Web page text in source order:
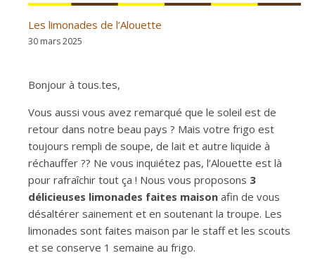
Les limonades de l’Alouette
30 mars 2025
Bonjour à tous.tes,
Vous aussi vous avez remarqué que le soleil est de
retour dans notre beau pays ? Mais votre frigo est
toujours rempli de soupe, de lait et autre liquide à
réchauffer ?? Ne vous inquiétez pas, l’Alouette est là
pour rafraîchir tout ça ! Nous vous proposons 3
délicieuses limonades faites maison afin de vous
désaltérer sainement et en soutenant la troupe. Les
limonades sont faites maison par le staff et les scouts
et se conserve 1 semaine au frigo.